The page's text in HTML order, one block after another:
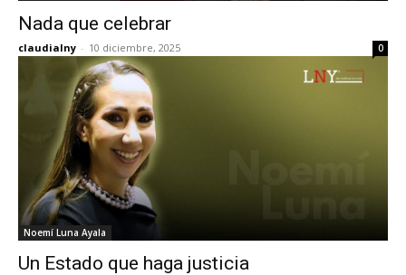
Nada que celebrar
claudialny - 10 diciembre, 2025 0
Noemí Luna Ayala
Un Estado que haga justicia